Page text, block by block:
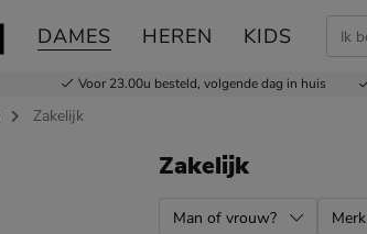
DAMES HEREN KIDS
Voor 23.00u besteld, volgende dag in huis
Zakelijk
Zakelijk
Man of vrouw? Merk